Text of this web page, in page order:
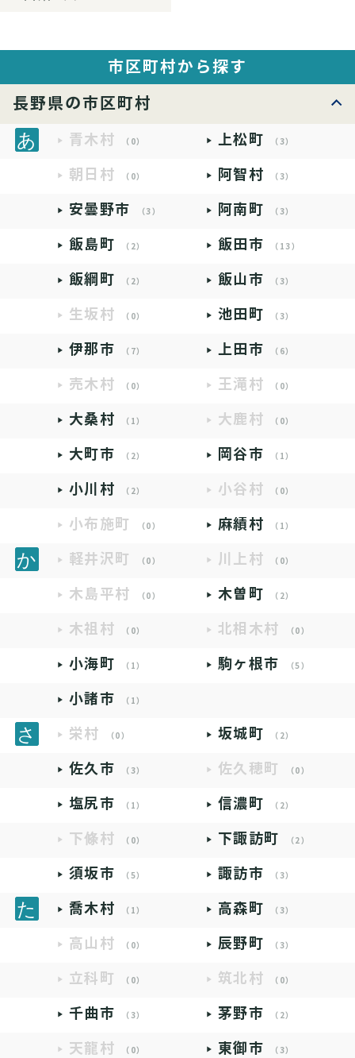
市区町村から探す
長野県の市区町村
青木村 （0） 上松町 （3）
朝日村 （0） 阿智村 （3）
安曇野市 （3） 阿南町 （3）
飯島町 （2） 飯田市 （13）
飯綱町 （2） 飯山市 （3）
生坂村 （0） 池田町 （3）
伊那市 （7） 上田市 （6）
売木村 （0） 王滝村 （0）
大桑村 （1） 大鹿村 （0）
大町市 （2） 岡谷市 （1）
小川村 （2） 小谷村 （0）
小布施町 （0） 麻績村 （1）
軽井沢町 （0） 川上村 （0）
木島平村 （0） 木曽町 （2）
木祖村 （0） 北相木村 （0）
小海町 （1） 駒ヶ根市 （5）
小諸市 （1）
栄村 （0） 坂城町 （2）
佐久市 （3） 佐久穂町 （0）
塩尻市 （1） 信濃町 （2）
下條村 （0） 下諏訪町 （2）
須坂市 （5） 諏訪市 （3）
喬木村 （1） 高森町 （3）
高山村 （0） 辰野町 （3）
立科町 （0） 筑北村 （0）
千曲市 （3） 茅野市 （2）
天龍村 （0） 東御市 （3）